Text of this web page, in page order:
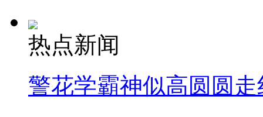
热点新闻
警花学霸神似高圆圆走